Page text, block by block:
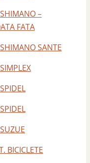
–
FATA
SANTE
BICICLETE